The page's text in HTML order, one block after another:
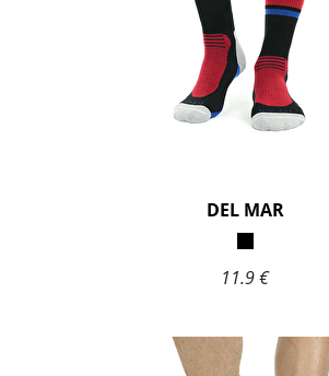
DEL MAR
11.9 €